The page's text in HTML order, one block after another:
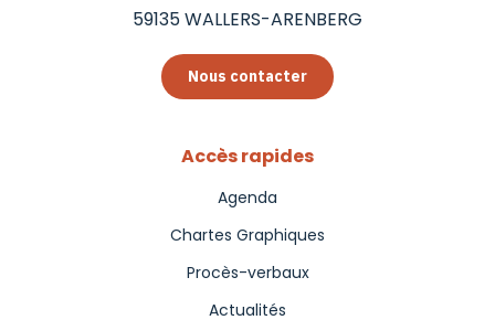
59135WALLERS-ARENBERG
Nous contacter
Accès rapides
Agenda
Chartes Graphiques
Procès-verbaux
Actualités